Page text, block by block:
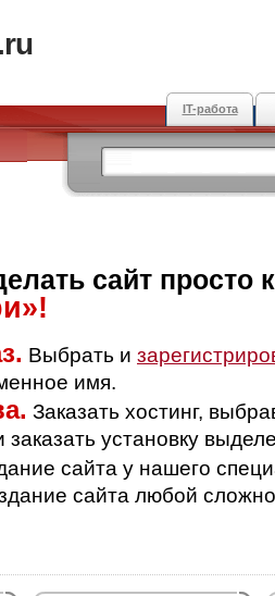
IT-работа
сайт просто
Выбрать и
имя.
Заказать хостинг,
установку
сайта у нашего
сайта любой